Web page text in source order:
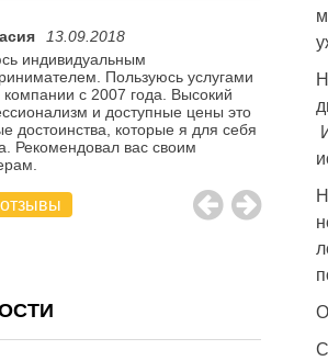
13.09.2018
индивидуальным
Пользуюсь услугами
с 2007 года. Высокий
и доступные цены это
достоинства, которые я для себя
Рекомендовал вас своим
Алиса
в